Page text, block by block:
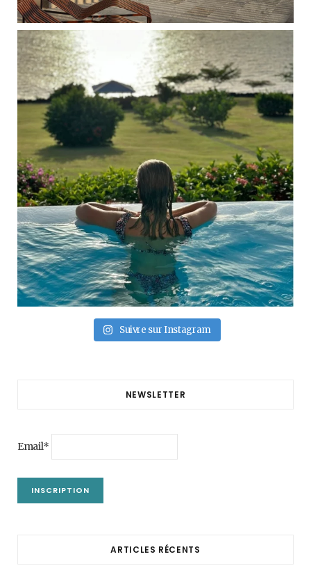
Suivre sur Instagram
NEWSLETTER
Email*
ARTICLES RÉCENTS